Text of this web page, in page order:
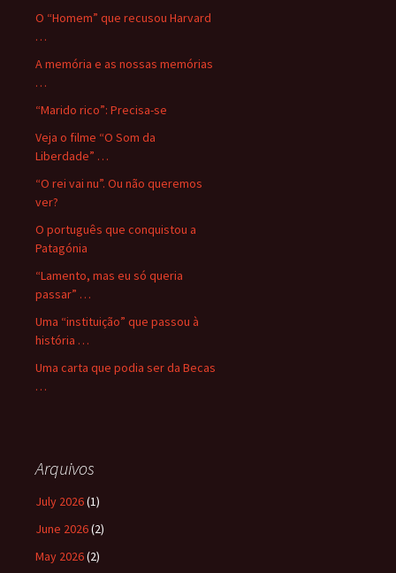
O “Homem” que recusou Harvard
…
A memória e as nossas memórias
…
“Marido rico”: Precisa-se
Veja o filme “O Som da
Liberdade” …
“O rei vai nu”. Ou não queremos
ver?
O português que conquistou a
Patagónia
“Lamento, mas eu só queria
passar” …
Uma “instituição” que passou à
história …
Uma carta que podia ser da Becas
…
Arquivos
July 2026(1)
June 2026(2)
May 2026(2)